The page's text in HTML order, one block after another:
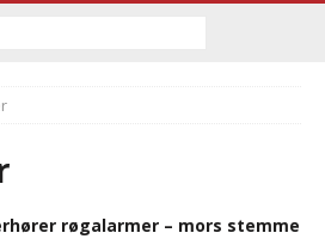
røgalarmer – mors stemme